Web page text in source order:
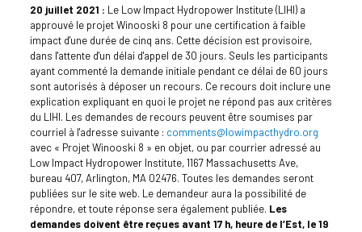
20 juillet 2021 : Le Low Impact Hydropower Institute (LIHI) a
approuvé le projet Winooski 8 pour une certification à faible
impact d'une durée de cinq ans. Cette décision est provisoire,
dans l'attente d'un délai d'appel de 30 jours. Seuls les participants
ayant commenté la demande initiale pendant ce délai de 60 jours
sont autorisés à déposer un recours. Ce recours doit inclure une
explication expliquant en quoi le projet ne répond pas aux critères
du LIHI. Les demandes de recours peuvent être soumises par
courriel à l'adresse suivante : comments@lowimpacthydro.org
avec « Projet Winooski 8 » en objet, ou par courrier adressé au
Low Impact Hydropower Institute, 1167 Massachusetts Ave,
bureau 407, Arlington, MA 02476. Toutes les demandes seront
publiées sur le site web. Le demandeur aura la possibilité de
répondre, et toute réponse sera également publiée. Les
demandes doivent être reçues avant 17 h, heure de l’Est, le 19